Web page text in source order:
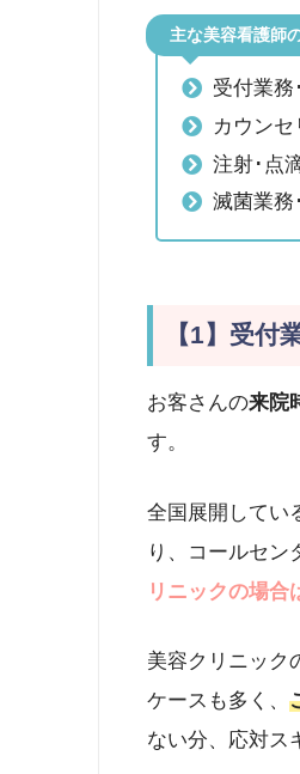
主な美容看護師
受付業務
カウンセ
注射･点
滅菌業務
【1】受付
お客さんの来院
す。
全国展開してい
り、コールセン
リニックの場合
美容クリニック
ケースも多く、
ない分、応対ス